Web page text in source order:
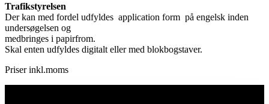
Trafikstyrelsen
Der kan med fordel udfyldes application form på engelsk inden
undersøgelsen og
medbringes i papirfrom.
Skal enten udfyldes digitalt eller med blokbogstaver.
Priser inkl.moms